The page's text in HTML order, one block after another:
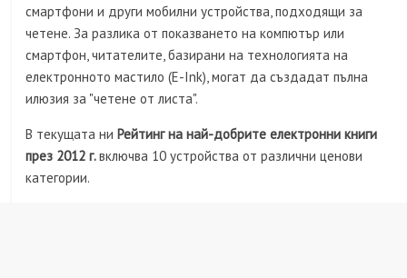
смартфони и други мобилни устройства, подходящи за
четене. За разлика от показването на компютър или
смартфон, читателите, базирани на технологията на
електронното мастило (E-Ink), могат да създадат пълна
илюзия за "четене от листа".
В текущата ниРейтинг на най-добрите електронни книги
през 2012 г.включва 10 устройства от различни ценови
категории.